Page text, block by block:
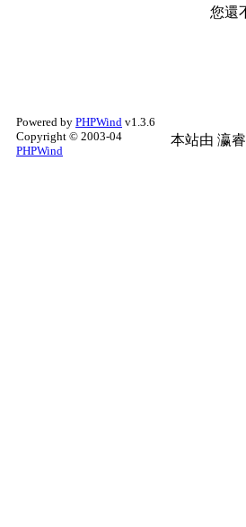
您還
Powered by PHPWind v1.3.6
Copyright © 2003-04
PHPWind
本站由 瀛